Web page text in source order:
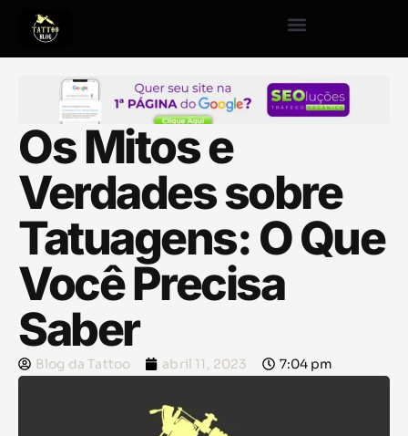
Os Mitos e
Verdades sobre
Tatuagens: O Que
Você Precisa
Saber
Blog da Tattoo abril 11, 2023 7:04 pm